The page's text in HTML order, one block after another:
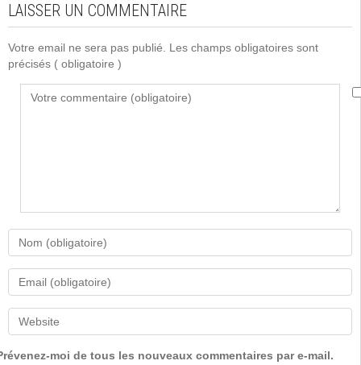
LAISSER UN COMMENTAIRE
Votre email ne sera pas publié. Les champs obligatoires sont
précisés ( obligatoire )
moi de tous les nouveaux commentaires par e-mail.